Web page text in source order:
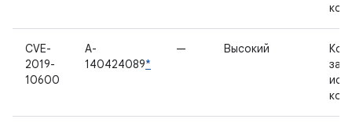
CVE-
2019-
10600
A-
140424089*
— Высокий